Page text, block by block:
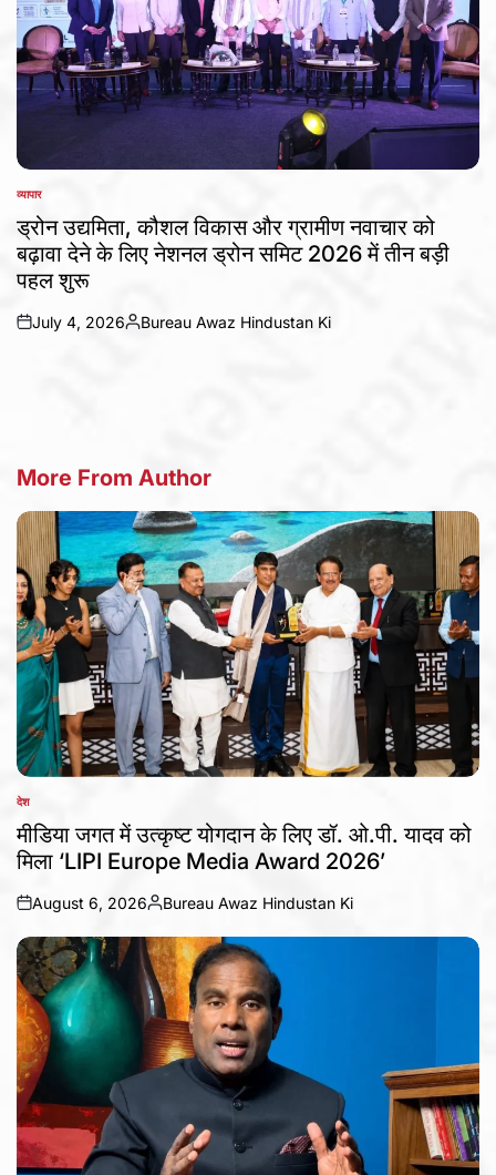
POSTED
व्यापार
ड्रोन उद्यमिता, कौशल विकास और ग्रामीण नवाचार को
बढ़ावा देने के लिए नेशनल ड्रोन समिट 2026 में तीन बड़ी
पहल शुरू
on
July 4, 2026
Posted
Bureau Awaz Hindustan Ki
More From Author
POSTED
IN
देश
मीडिया जगत में उत्कृष्ट योगदान के लिए डॉ. ओ.पी. यादव को
मिला ‘LIPI Europe Media Award 2026’
on
August 6, 2026
Posted
by
Bureau Awaz Hindustan Ki